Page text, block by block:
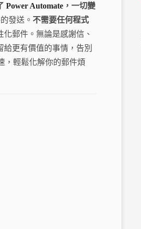
Power Automate ，一切變
發送。 不需要任何程式
郵件。無論是感謝信、
更有價值的事情，告別
，輕鬆化解你的郵件煩